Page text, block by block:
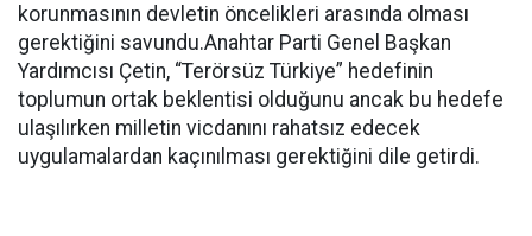
korunmasının devletin öncelikleri arasında olması
gerektiğini savundu.Anahtar Parti Genel Başkan
Yardımcısı Çetin, “Terörsüz Türkiye” hedefinin
toplumun ortak beklentisi olduğunu ancak bu hedefe
ulaşılırken milletin vicdanını rahatsız edecek
uygulamalardan kaçınılması gerektiğini dile getirdi.